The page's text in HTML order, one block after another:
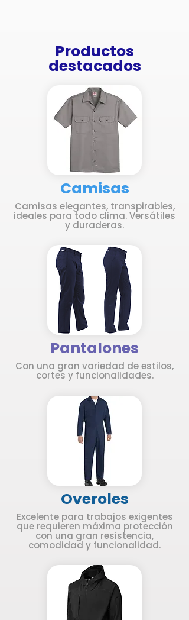
Productos
destacados
Camisas
Camisas elegantes, transpirables,
ideales para todo clima. Versátiles
y duraderas.
Pantalones
Con una gran variedad de estilos,
cortes y funcionalidades.
Overoles
Excelente para trabajos exigentes
que requieren máxima protección
con una gran resistencia,
comodidad y funcionalidad.